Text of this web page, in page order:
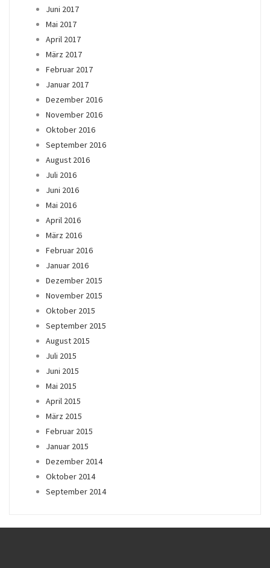
Juni 2017
Mai 2017
April 2017
März 2017
Februar 2017
Januar 2017
Dezember 2016
November 2016
Oktober 2016
September 2016
August 2016
Juli 2016
Juni 2016
Mai 2016
April 2016
März 2016
Februar 2016
Januar 2016
Dezember 2015
November 2015
Oktober 2015
September 2015
August 2015
Juli 2015
Juni 2015
Mai 2015
April 2015
März 2015
Februar 2015
Januar 2015
Dezember 2014
Oktober 2014
September 2014